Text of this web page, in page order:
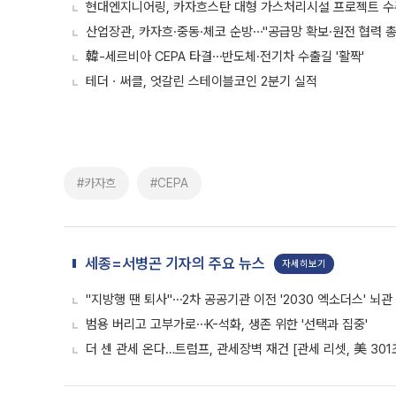
현대엔지니어링, 카자흐스탄 대형 가스처리시설 프로젝트
산업장관, 카자흐·중동·체코 순방⋯"공급망 확보·원전 협력
韓-세르비아 CEPA 타결⋯반도체·전기차 수출길 '활짝'
테더ㆍ써클, 엇갈린 스테이블코인 2분기 실적
#카자흐 #CEPA
세종=서병곤 기자의 주요 뉴스 자세히보기
"지방행 땐 퇴사"⋯2차 공공기관 이전 '2030 엑소더스' 뇌관
범용 버리고 고부가로⋯K-석화, 생존 위한 '선택과 집중'
더 센 관세 온다…트럼프, 관세장벽 재건 [관세 리셋, 美 301